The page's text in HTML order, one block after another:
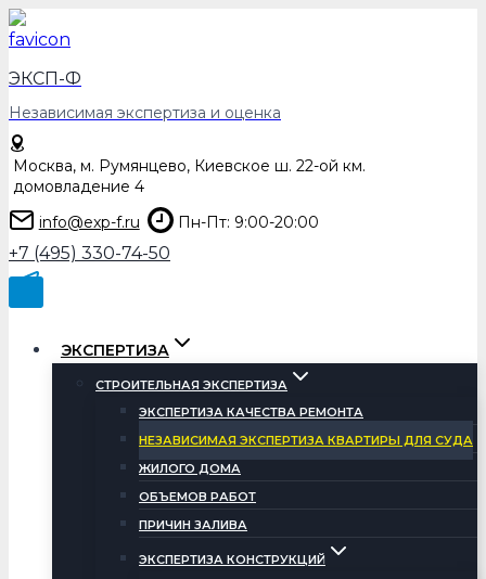
Перейти
к
содержимому
ЭКСП-Ф
Независимая экспертиза и оценка
Москва, м. Румянцево, Киевское ш. 22-ой км.
домовладение 4
info@exp-f.ru
Пн-Пт: 9:00-20:00
+7 (495) 330-74-50
ЭКСПЕРТИЗА
СТРОИТЕЛЬНАЯ ЭКСПЕРТИЗА
ЭКСПЕРТИЗА КАЧЕСТВА РЕМОНТА
НЕЗАВИСИМАЯ ЭКСПЕРТИЗА КВАРТИРЫ ДЛЯ СУДА
ЖИЛОГО ДОМА
ОБЪЕМОВ РАБОТ
ПРИЧИН ЗАЛИВА
ЭКСПЕРТИЗА КОНСТРУКЦИЙ